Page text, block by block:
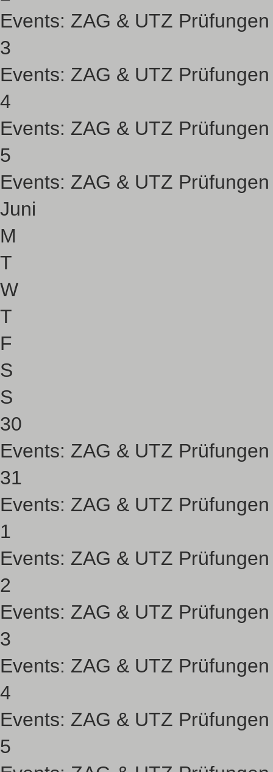
Events: ZAG & UTZ Prüfungen
3
Events: ZAG & UTZ Prüfungen
4
Events: ZAG & UTZ Prüfungen
5
Events: ZAG & UTZ Prüfungen
Juni
M
T
W
T
F
S
S
30
Events: ZAG & UTZ Prüfungen
31
Events: ZAG & UTZ Prüfungen
1
Events: ZAG & UTZ Prüfungen
2
Events: ZAG & UTZ Prüfungen
3
Events: ZAG & UTZ Prüfungen
4
Events: ZAG & UTZ Prüfungen
5